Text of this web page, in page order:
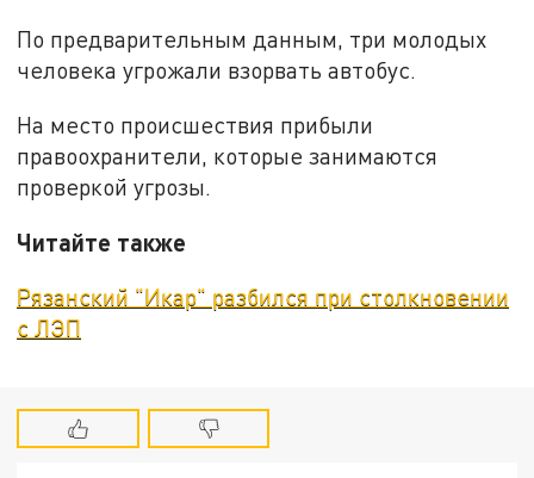
По предварительным данным, три молодых
человека угрожали взорвать автобус.
На место происшествия прибыли
правоохранители, которые занимаются
проверкой угрозы.
Читайте также
Рязанский "Икар" разбился при столкновении
с ЛЭП